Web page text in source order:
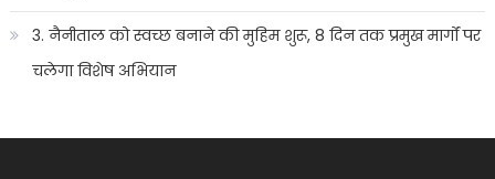
3. नैनीताल को स्वच्छ बनाने की मुहिम शुरू, 8 दिन तक प्रमुख मार्गों पर
चलेगा विशेष अभियान